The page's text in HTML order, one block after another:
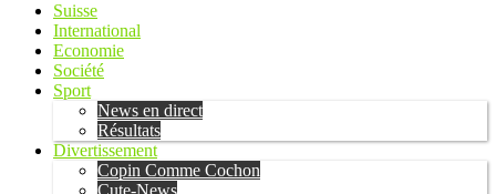
Suisse
International
Economie
Société
Sport
News en direct
Résultats
Divertissement
Copin Comme Cochon
Cute-News